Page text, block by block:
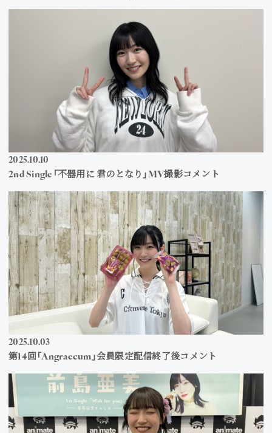
2025 10 10
2nd Single「不器用に 君のとなり」MV撮影コメント
2025 10 03
第14回「Angraecum」会員限定配信終了後コメント